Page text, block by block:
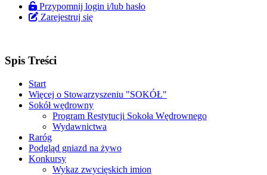
Przypomnij login i/lub hasło
Zarejestruj się
Spis Treści
Start
Więcej o Stowarzyszeniu "SOKÓŁ"
Sokół wędrowny
Program Restytucji Sokoła Wędrownego
Wydawnictwa
Raróg
Podgląd gniazd na żywo
Konkursy
Wykaz zwycięskich imion